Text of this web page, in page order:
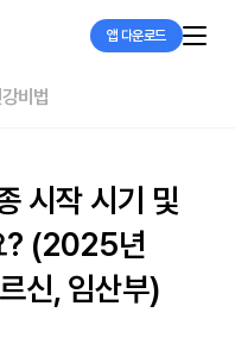
앱 다운로드
비법
시작 시기 및
? (2025년
신, 임산부)